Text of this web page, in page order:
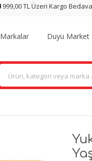
999,00 TL Üzeri Kargo Bedava
Markalar Duyu Market